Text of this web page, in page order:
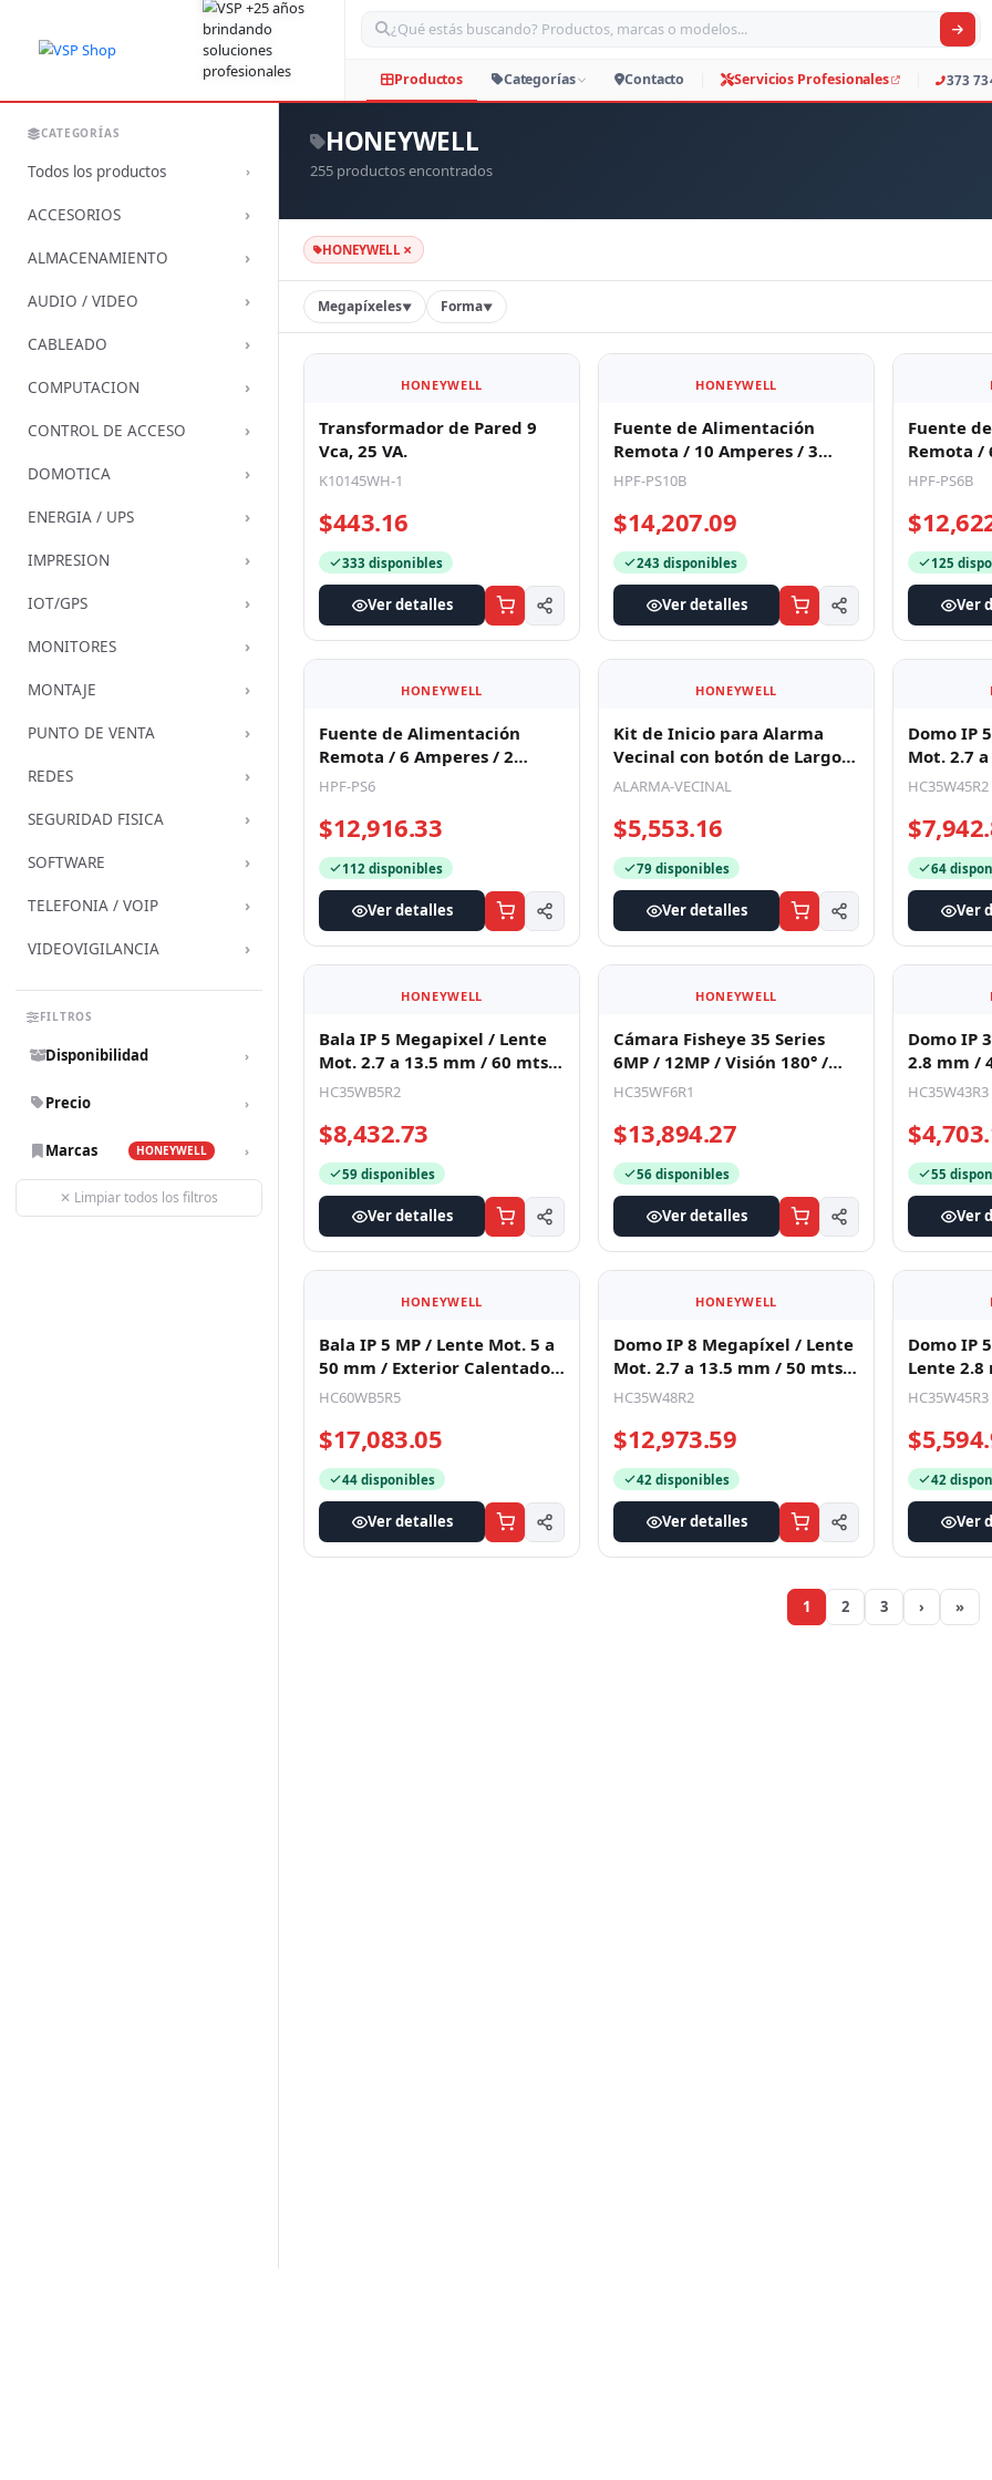
Productos Categorías Contacto
CATEGORÍAS
Todos los productos ›
ACCESORIOS ›
ALMACENAMIENTO ›
AUDIO / VIDEO ›
CABLEADO ›
COMPUTACION ›
CONTROL DE ACCESO ›
DOMOTICA ›
ENERGIA / UPS ›
IMPRESION ›
IOT/GPS ›
MONITORES ›
MONTAJE ›
PUNTO DE VENTA ›
REDES ›
SEGURIDAD FISICA ›
SOFTWARE ›
TELEFONIA / VOIP ›
VIDEOVIGILANCIA ›
FILTROS
Disponibilidad ›
Precio ›
Marcas HONEYWELL ›
✕ Limpiar todos los filtros
HONEYWELL
255 productos encontrados
HONEYWELL ×
Megapíxeles▼ Forma▼
HONEYWELL
Transformador de Pared 9
Vca, 25 VA.
K10145WH-1
$443.16
333 disponibles
Ver detalles
HONEYWELL
Fuente de Alimentación
Remota / 10 Amperes / 3
Entradas / 7 Salidas NAC o
HPF-PS10B
$14,207.09
243 disponibles
Ver detalles
Fuente
Remota /
Entradas /
HPF-PS6B
125
Ver
HONEYWELL
Fuente de Alimentación
Remota / 6 Amperes / 2
Entradas / 5 Salidas NAC o
HPF-PS6
$12,916.33
112 disponibles
Ver detalles
HONEYWELL
Kit de Inicio para Alarma
Vecinal con botón de Largo
Alcance
ALARMA-VECINAL
$5,553.16
79 disponibles
Ver detalles
Domo IP
Mot. 2.7
IR / Ultra
HC35W45R2
64
Ver
HONEYWELL
Bala IP 5 Megapixel / Lente
Mot. 2.7 a 13.5 mm / 60 mts
IR / Ultra Baja Ilumina
HC35WB5R2
$8,432.73
59 disponibles
Ver detalles
HONEYWELL
Cámara Fisheye 35 Series
6MP / 12MP / Visión 180° /
WDR 120 dB / IR 20 mts / IP6
HC35WF6R1
$13,894.27
56 disponibles
Ver detalles
Domo IP
2.8 mm / 40
Baja
HC35W43R3
55
Ver
HONEYWELL
Bala IP 5 MP / Lente Mot. 5 a
50 mm / Exterior Calentador
Integrado / IR 60 m /
HC60WB5R5
$17,083.05
44 disponibles
Ver detalles
HONEYWELL
Domo IP 8 Megapíxel / Lente
Mot. 2.7 a 13.5 mm / 50 mts
IR / Ultra Baja Ilumina
HC35W48R2
$12,973.59
42 disponibles
Ver detalles
Domo IP
Lente 2.8
HC35W45R3
42
Ver
1 2 3 › »